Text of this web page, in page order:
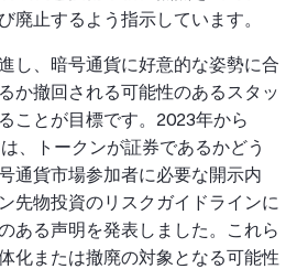
廃止するよう指示しています。
し、暗号通貨に好意的な姿勢に合
か撤回される可能性のあるスタッ
ことが目標です。2023年から
、トークンが証券であるかどう
通貨市場参加者に必要な開示内
先物投資のリスクガイドラインに
ある声明を発表しました。これら
化または撤廃の対象となる可能性